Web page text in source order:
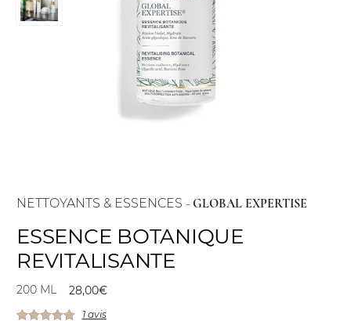
NETTOYANTS & ESSENCES - GLOBAL EXPERTISE
ESSENCE BOTANIQUE
REVITALISANTE
200 ML 28,00€
1 avis